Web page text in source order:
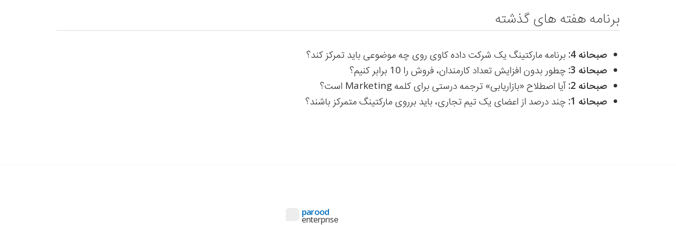
برنامه هفته های گذشته
صبحانه 4:
برنامه مارکتینگ یک شرکت داده کاوی روی چه موضوعی باید تمرکز کند؟
صبحانه 3:
چطور بدون افزایش تعداد کارمندان، فروش را 10 برابر کنیم؟
صبحانه 2:
آیا اصطلاح «بازاریابی» ترجمه درستی برای کلمه Marketing است؟
صبحانه 1:
چند درصد از اعضای یک تیم تجاری، باید برروی مارکتینگ متمرکز باشند؟
parood
enterprıse